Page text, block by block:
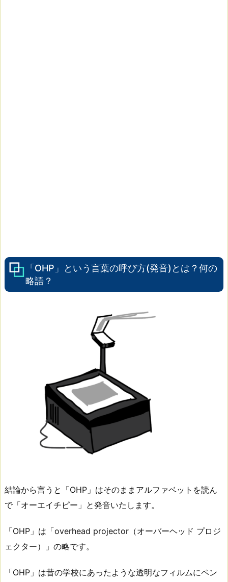
「OHP」という言葉の呼び方(発音)とは？何の
略語？
結論から言うと「OHP」はそのままアルファベットを読ん
で「オーエイチピー」と発音いたします。
「OHP」は「overhead projector（オーバーヘッド プロジ
ェクター）」の略です。
「OHP」は昔の学校にあったような透明なフィルムにペン